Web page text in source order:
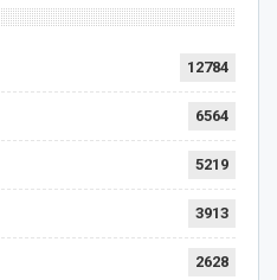
12784
6564
5219
3913
2628